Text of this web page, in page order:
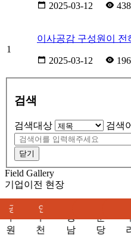
2025-03-12
1
이사공감 구성원이 전
2025-03-12
검색
검색대상 검색
닫기
Field Gallery
기업이전 현장
전
,중량물이전
수
원
공장,물류센터이전
부
천
연구소,실험실이전
강
남
기업,관공서이
분
당
기업,